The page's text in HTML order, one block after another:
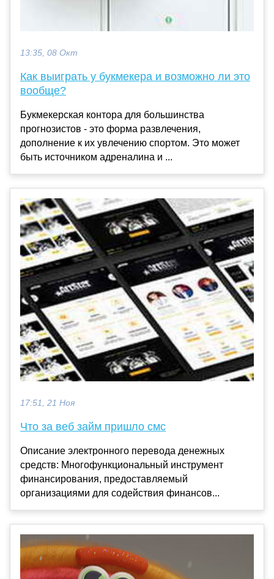
13:35, 08 Окт
Как выиграть у букмекера и возможно ли это
вообще?
Букмекерская контора для большинства
прогнозистов - это форма развлечения,
дополнение к их увлечению спортом. Это может
быть источником адреналина и ...
17:51, 21 Ноя
Что за веб займ пришло смс
Описание электронного перевода денежных
средств: Многофункциональный инструмент
финансирования, предоставляемый
организациями для содействия финансов...